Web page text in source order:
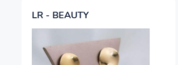
LR - BEAUTY